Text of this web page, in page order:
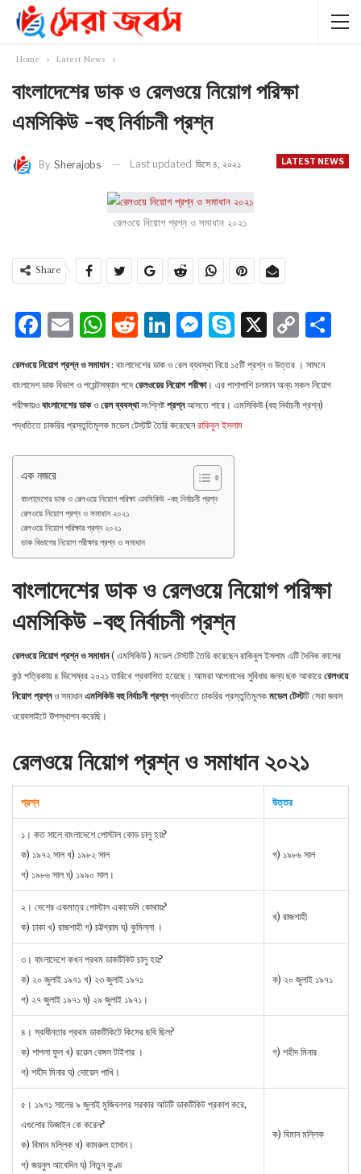
Home Latest News
বাংলাদেশের ডাক ও রেলওয়ে নিয়োগ পরিক্ষা
এমসিকিউ -বহু নির্বাচনী প্রশ্ন
LATEST NEWS
By Sherajobs Last updated ডিসে ৪, ২০২১
রেলওয়ে নিয়োগ প্রশ্ন ও সমাধান ২০২১
Share
Facebook
Email
WhatsApp
Reddit
LinkedIn
Messenger
Skype
X
রেলওয়ে নিয়োগ প্রশ্ন ও সমাধান: বাংলাদেশের ডাক ও রেল ব্যবস্থা নিয়ে ১৫টি প্রশ্ন ও উত্তর । সামনে
বাংলাদেশ ডাক বিভাগ ও পয়েন্টসম্যান পদেরেলওয়ের নিয়ােগ পরীক্ষা। এর পাশাপাশি চলমান অন্য সকল নিয়ােগ
পরীক্ষায়ও বাংলাদেশের ডাকও রেল ব্যবস্থাসংশ্লিষ্টপ্রশ্নআসতে পারে। এমসিকিউ (বহু নির্বাচনী প্রশ্ন)
পদ্ধতিতে চাকরির প্রস্তুতিমূলক মডেল টেস্টটি তৈরি করেছেনরাকিবুল ইসলাম
এক নজরে
বাংলাদেশের ডাক ও রেলওয়ে নিয়োগ পরিক্ষা এমসিকিউ -বহু নির্বাচনী প্রশ্ন
রেলওয়ে নিয়োগ প্রশ্ন ও সমাধান ২০২১
রেলওয়ে নিয়োগ পরিক্ষার প্রশ্ন ২০২১
ডাক বিভাগের নিয়োগ পরীক্ষার প্রশ্ন ও সমাধান
বাংলাদেশের ডাক ও রেলওয়ে নিয়োগ পরিক্ষা
এমসিকিউ -বহু নির্বাচনী প্রশ্ন
রেলওয়ে নিয়োগ প্রশ্ন ও সমাধান( এমসিকিউ ) মডেল টেস্টটি তৈরি করেছেন রাকিবুল ইসলাম এটি দৈনিক কালের
কন্ঠ পত্রিকায় ৪ ডিসেম্বর ২০২১ তারিখে প্রকাশিত হয়েছে। আমরা আপনাদের সুবিধার জন্য ছক আকারে রেলওয়ে
নিয়োগ প্রশ্নও সমাধানএমসিকিউ বহু নির্বাচনী প্রশ্নপদ্ধতিতে চাকরির প্রস্তুতিমূলক মডেল টেস্টটি সেরা জবস
ওয়েবসাইটে উপস্থাপন করেছি।
রেলওয়ে নিয়োগ প্রশ্ন ও সমাধান ২০২১
প্রশ্ন উত্তর
১। কত সালে বাংলাদেশে পােস্টাল কোড চালু হয়?
ক) ১৯৭২ সাল খ) ১৯৮২ সাল
গ) ১৯৮৬ সাল ঘ) ১৯৯০ সাল।
গ) ১৯৮৬ সাল
২। দেশের একমাত্র পােস্টাল একাডেমি কোথায়?
ক) ঢাকা খ) রাজশাহী গ) চট্টগ্রাম ঘ) কুমিল্লা ।
খ) রাজশাহী
৩। বাংলাদেশে কখন প্রথম ডাকটিকিট চালু হয়?
ক) ২০ জুলাই ১৯৭১ খ) ২৩ জুলাই ১৯৭১
গ) ২৭ জুলাই ১৯৭১ ঘ) ২৯ জুলাই ১৯৭১।
ক) ২০ জুলাই ১৯৭১
৪। স্বাধীনতার প্রথম ডাকটিকিটে কিসের ছবি ছিল?
ক) শাপলা ফুল খ) রয়েল বেঙ্গল টাইগার ।
গ) শহীদ মিনার ঘ) দোয়েল পাখি।
গ) শহীদ মিনার
৫। ১৯৭১ সালের ৯ জুলাই মুজিবনগর সরকার আটটি ডাকটিকিট প্রকাশ করে,
এগুলাের ডিজাইন কে করেন?
ক) বিমান মল্লিক খ) কামরুল হাসান।
গ) জয়নুল আবেদিন ঘ) নিতুন কুণ্ড
ক) বিমান মল্লিক